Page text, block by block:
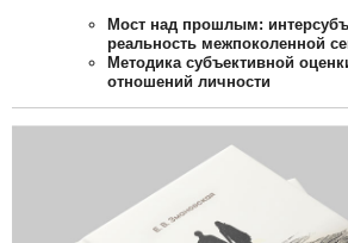
Мост над прошлым:
реальность межпоколенной
Методика субъективной
отношений личности